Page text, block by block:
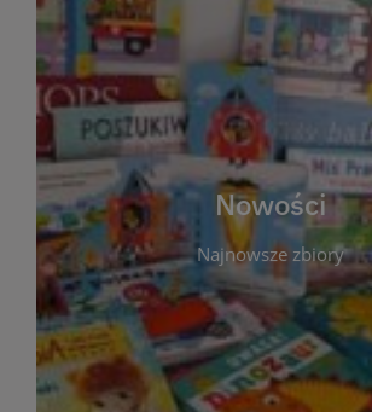
Nowości
Najnowsze zbiory
W tej sekcji prezentujemy
audiobooki oraz filmy, które właśnie
zbiorów Miejskiej Biblioteki
Starachowicach. Regularnie
aby Czytelnicy mogli na bieżąco
tytuły i najciekawsze premiery
pozycja opatrzona jest krótkim
informacją o dostępności w katalogu.
do częstych odwiedzin – nowości
niemal każdego tygodnia! Dzięki tej
zawsze będziesz wiedzieć, co warto
jako pierwsze.